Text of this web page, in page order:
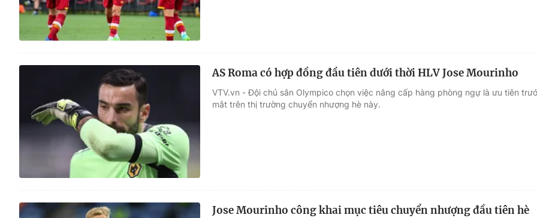
AS Roma có hợp đồng đầu tiên dưới thời HLV Jose Mourinho
VTV.vn - Đội chủ sân Olympico chọn việc nâng cấp hàng phòng ngự là ưu tiên
mắt trên thị trường chuyển nhượng hè này.
Jose Mourinho công khai mục tiêu chuyển nhượng đầu tiên hè